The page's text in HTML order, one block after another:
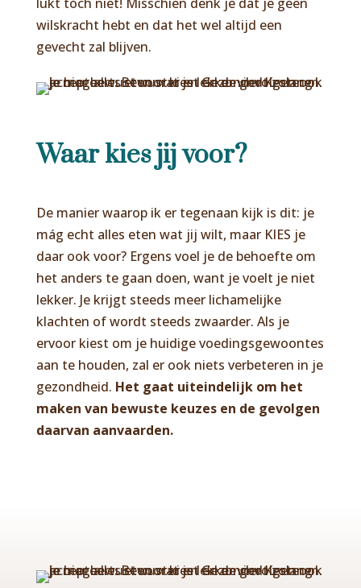
wilskracht hebt en dat het wel altijd een
gevecht zal blijven.
Waar kies jij voor?
De manier waarop ik er tegenaan kijk is dit: je
mág echt alles eten wat jij wilt, maar KIES je
daar ook voor? Ergens voel je de behoefte om
het anders te gaan doen, want je voelt je niet
lekker. Je krijgt steeds meer lichamelijke
klachten of wordt steeds zwaarder. Als je
ervoor kiest om je huidige voedingsgewoontes
aan te houden, zal er ook niets verbeteren in je
gezondheid. Het gaat uiteindelijk om het
maken van bewuste keuzes en de gevolgen
daarvan aanvaarden.